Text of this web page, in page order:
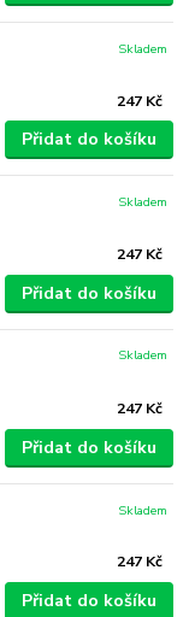
247 Kč
Skladem
Přidat do košíku
247 Kč
Skladem
Přidat do košíku
247 Kč
Skladem
Přidat do košíku
247 Kč
Skladem
Přidat do košíku